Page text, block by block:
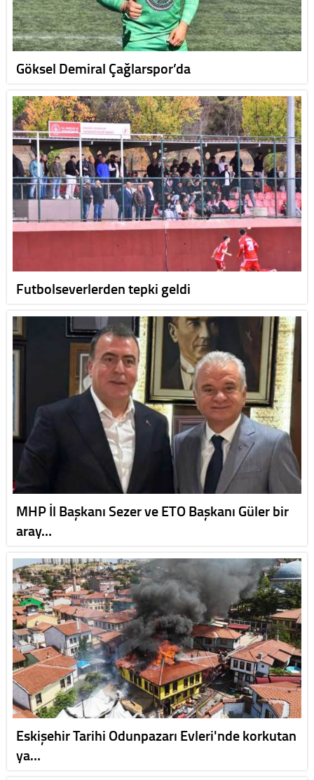
Göksel Demiral Çağlarspor’da
Futbolseverlerden tepki geldi
MHP İl Başkanı Sezer ve ETO Başkanı Güler bir
aray…
Eskişehir Tarihi Odunpazarı Evleri'nde korkutan
ya…